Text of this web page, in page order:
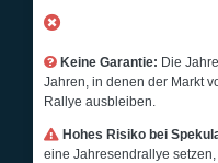
Keine Garantie: Die
Jahren, in denen der Markt
Rallye ausbleiben.
Hohes Risiko bei
eine Jahresendrallye